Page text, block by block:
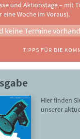
und Aktionstage – mit
Woche im Voraus).
keine Termine
TIPPS FÜR DIE
Hier finden
unserer